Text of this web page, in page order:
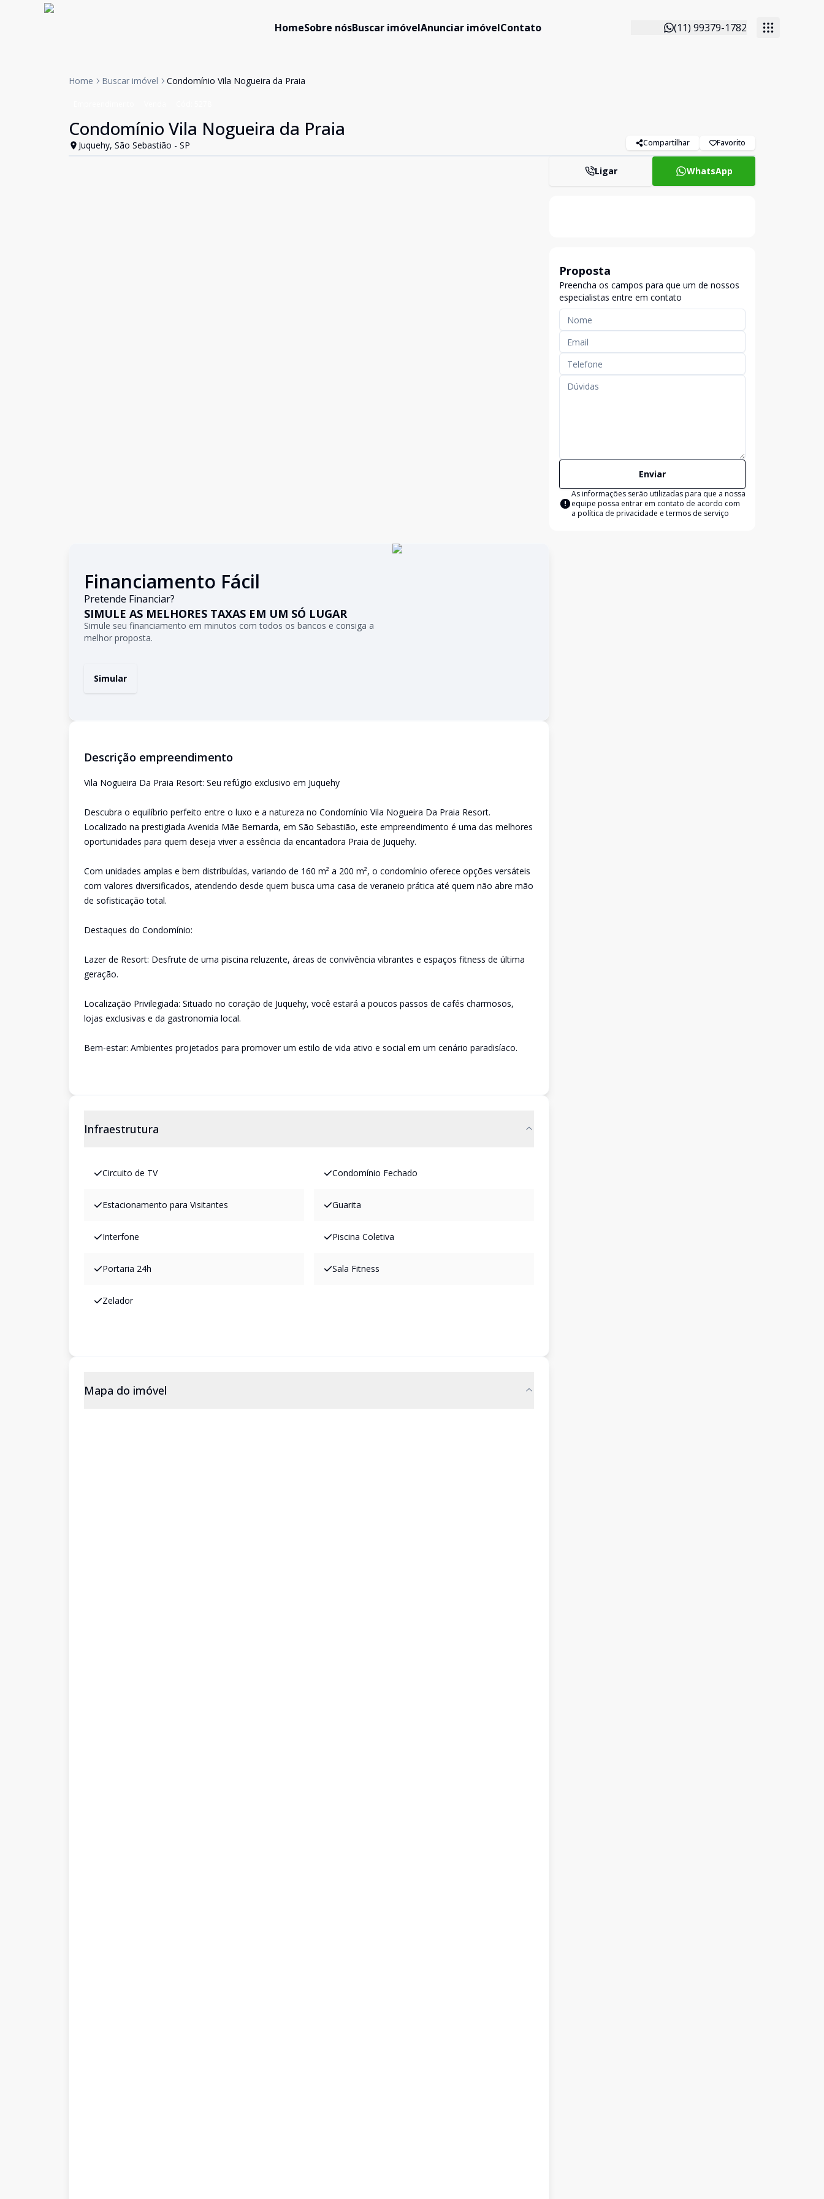
HomeSobre nósBuscar imóvelAnunciar imóvelContato (11) 99379-1782
Home Buscar imóvel Condomínio Vila Nogueira da Praia
Condomínio Vila Nogueira da Praia
Juquehy, São Sebastião - SP Compartilhar Favorito
Financiamento Fácil
Pretende Financiar?
SIMULE AS MELHORES TAXAS EM UM SÓ LUGAR
Simule seu financiamento em minutos com todos os bancos e consiga a
melhor proposta.
Simular
Descrição empreendimento
Vila Nogueira Da Praia Resort: Seu refúgio exclusivo em Juquehy
Descubra o equilíbrio perfeito entre o luxo e a natureza no Condomínio Vila Nogueira Da Praia Resort.
Localizado na prestigiada Avenida Mãe Bernarda, em São Sebastião, este empreendimento é uma das melhores
oportunidades para quem deseja viver a essência da encantadora Praia de Juquehy.
Com unidades amplas e bem distribuídas, variando de 160 m² a 200 m², o condomínio oferece opções versáteis
com valores diversificados, atendendo desde quem busca uma casa de veraneio prática até quem não abre mão
de sofisticação total.
Destaques do Condomínio:
Lazer de Resort: Desfrute de uma piscina reluzente, áreas de convivência vibrantes e espaços fitness de última
geração.
Localização Privilegiada: Situado no coração de Juquehy, você estará a poucos passos de cafés charmosos,
lojas exclusivas e da gastronomia local.
Bem-estar: Ambientes projetados para promover um estilo de vida ativo e social em um cenário paradisíaco.
Infraestrutura
Circuito de TV Condomínio Fechado
Estacionamento para Visitantes Guarita
Interfone Piscina Coletiva
Portaria 24h Sala Fitness
Zelador
Mapa do imóvel
Ligar WhatsApp
Proposta
Preencha os campos para que um de nossos
especialistas entre em contato
Enviar
As informações serão utilizadas para que a nossa
equipe possa entrar em contato de acordo com
a política de privacidade e termos de serviço